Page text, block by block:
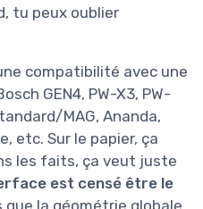
tu peux oublier
compatibilité avec une
GEN4, PW-X3, PW-
MAG, Ananda,
etc. Sur le papier, ça
les faits, ça veut juste
est censé être le
que la géométrie globale